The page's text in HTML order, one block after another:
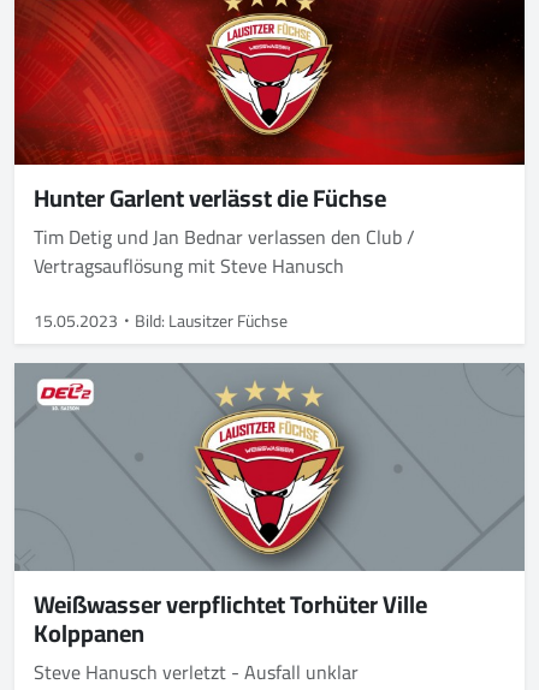
Hunter Garlent verlässt die Füchse
Tim Detig und Jan Bednar verlassen den Club /
Vertragsauflösung mit Steve Hanusch
15.05.2023 Bild: Lausitzer Füchse
Weißwasser verpflichtet Torhüter Ville
Kolppanen
Steve Hanusch verletzt - Ausfall unklar